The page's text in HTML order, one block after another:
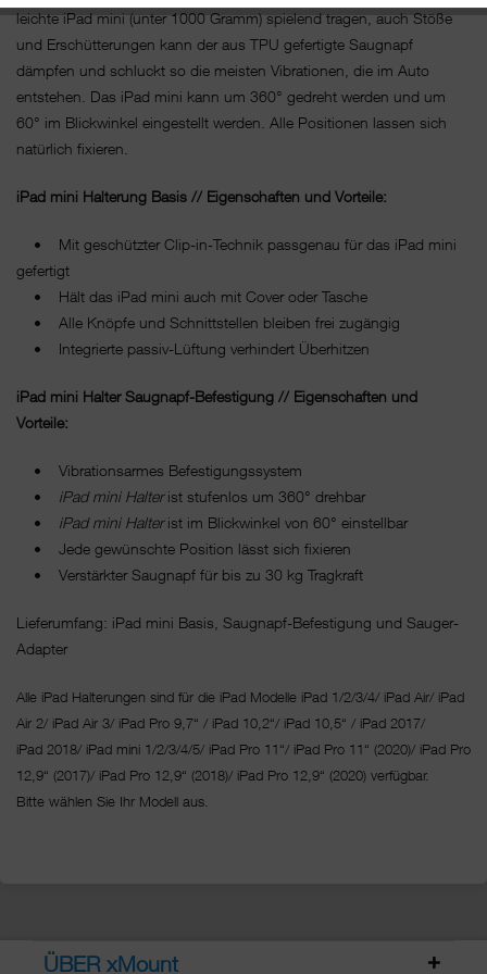
leichte iPad mini (unter 1000 Gramm) spielend tragen, auch Stöße
und Erschütterungen kann der aus TPU gefertigte Saugnapf
dämpfen und schluckt so die meisten Vibrationen, die im Auto
entstehen. Das iPad mini kann um 360° gedreht werden und um
60° im Blickwinkel eingestellt werden. Alle Positionen lassen sich
natürlich fixieren.
iPad mini Halterung Basis // Eigenschaften und Vorteile:
• Mit geschützter Clip-in-Technik passgenau für das iPad mini
gefertigt
• Hält das iPad mini auch mit Cover oder Tasche
• Alle Knöpfe und Schnittstellen bleiben frei zugängig
• Integrierte passiv-Lüftung verhindert Überhitzen
iPad mini Halter Saugnapf-Befestigung // Eigenschaften und
Vorteile:
• Vibrationsarmes Befestigungssystem
• iPad mini Halterist stufenlos um 360° drehbar
• iPad mini Halterist im Blickwinkel von 60° einstellbar
• Jede gewünschte Position lässt sich fixieren
• Verstärkter Saugnapf für bis zu 30 kg Tragkraft
Lieferumfang: iPad mini Basis, Saugnapf-Befestigung und Sauger-
Adapter
Alle iPad Halterungen sind für die iPad Modelle iPad 1/2/3/4/ iPad Air/ iPad
Air 2/ iPad Air 3/ iPad Pro 9,7“ / iPad 10,2“/ iPad 10,5“ / iPad 2017/
iPad 2018/ iPad mini 1/2/3/4/5/ iPad Pro 11“/ iPad Pro 11“ (2020)/ iPad Pro
12,9“ (2017)/ iPad Pro 12,9“ (2018)/ iPad Pro 12,9“ (2020) verfügbar.
Bitte wählen Sie Ihr Modell aus.
ÜBER xMount